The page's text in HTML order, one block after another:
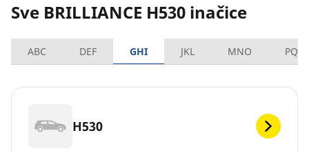
Sve BRILLIANCE H530 inačice
ABC DEF GHI JKL MNO PQRS
H530